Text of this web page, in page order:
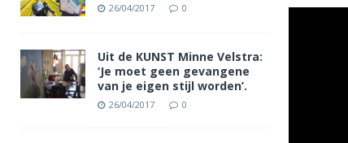
26/04/2017 0
Uit de KUNST Minne Velstra:
‘Je moet geen gevangene
van je eigen stijl worden’.
26/04/2017 0